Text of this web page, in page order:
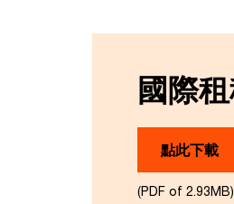
國際
點此下載
(PDF of 2.93MB)